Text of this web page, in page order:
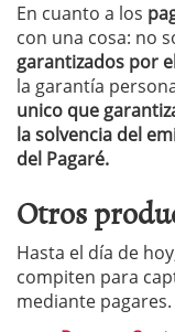
En cuanto a los
con una cosa: no
garantizados por
la garantía
unico que
la solvencia del
del Pagaré.
Otros
Hasta el día de
compiten para
mediante pagares.